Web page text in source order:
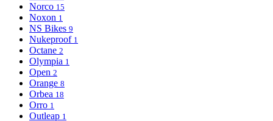
Norco 15
Noxon 1
NS Bikes 9
Nukeproof 1
Octane 2
Olympia 1
Open 2
Orange 8
Orbea 18
Orro 1
Outleap 1